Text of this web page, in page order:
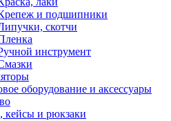
и подшипники
скотчи
инструмент
оборудование и аксессуары
кейсы и рюкзаки